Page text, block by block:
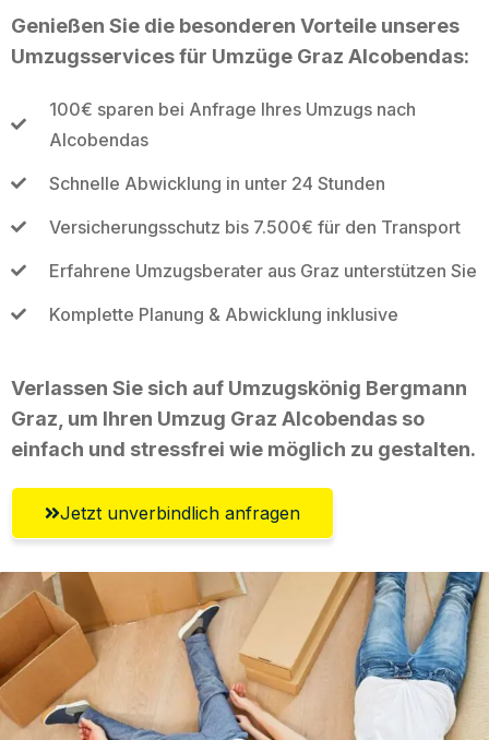
Genießen Sie die besonderen Vorteile unseres
Umzugsservices für Umzüge Graz Alcobendas:
100€ sparen bei Anfrage Ihres Umzugs nach
Alcobendas
Schnelle Abwicklung in unter 24 Stunden
Versicherungsschutz bis 7.500€ für den Transport
Erfahrene Umzugsberater aus Graz unterstützen Sie
Komplette Planung & Abwicklung inklusive
Verlassen Sie sich auf Umzugskönig Bergmann
Graz, um Ihren Umzug Graz Alcobendas so
einfach und stressfrei wie möglich zu gestalten.
Jetzt unverbindlich anfragen